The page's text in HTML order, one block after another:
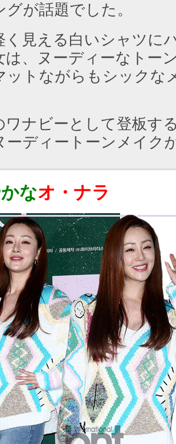
グが話題でした。
く見える白いシャツに
は、ヌーディーなトー
ットながらもシックな
ワナビーとして登板す
ーディートーンメイク
なオ・ナラ